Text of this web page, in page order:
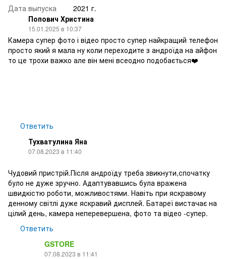
Дата выпуска
2021 г.
Попович Христина
15.01.2025 в 10:37
Камера супер фото і відео просто супер найкращий телефон
просто який я мала ну коли переходите з андроїда на айфон
то це трохи важко але він мені всеодно подобається❤️
Ответить
Тухватулина Яна
07.08.2023 в 11:40
Чудовий пристрій.Після андроїду треба звикнути,спочатку
було не дуже зручно. Адаптувавшись була вражена
швидкістю роботи, можливостями. Навіть при яскравому
денному світлі дуже яскравий дисплей. Батареї вистачає на
цілий день, камера неперевершена, фото та відео -супер.
Ответить
GSTORE
07.08.2023 в 11:41